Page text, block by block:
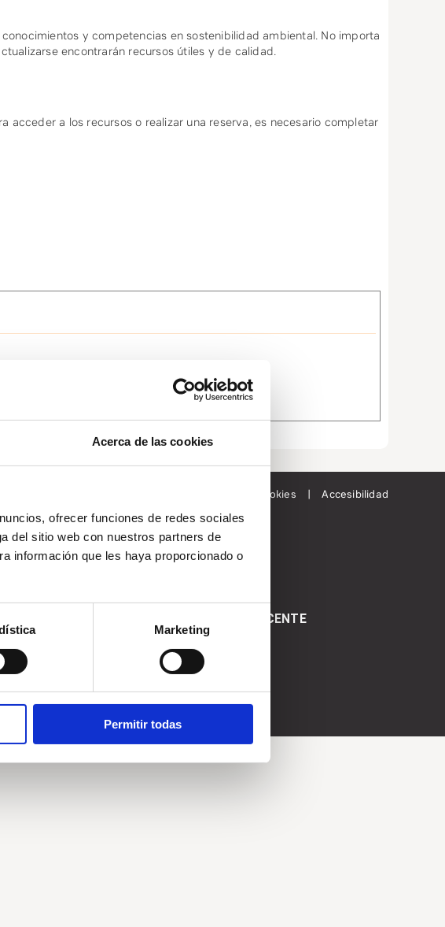
Acerca de las cookies
ofrecer funciones de redes sociales
del sitio web con nuestros partners de
información que les haya proporcionado o
Marketing
Permitir todas
y competencias en sostenibilidad ambiental. No importa
encontrarán recursos útiles y de calidad.
acceder a los recursos o realizar una reserva, es necesario completar
Política de cookies | Accesibilidad
Y TRABAJOS DE DOCTORADO
SOY DOCENTE